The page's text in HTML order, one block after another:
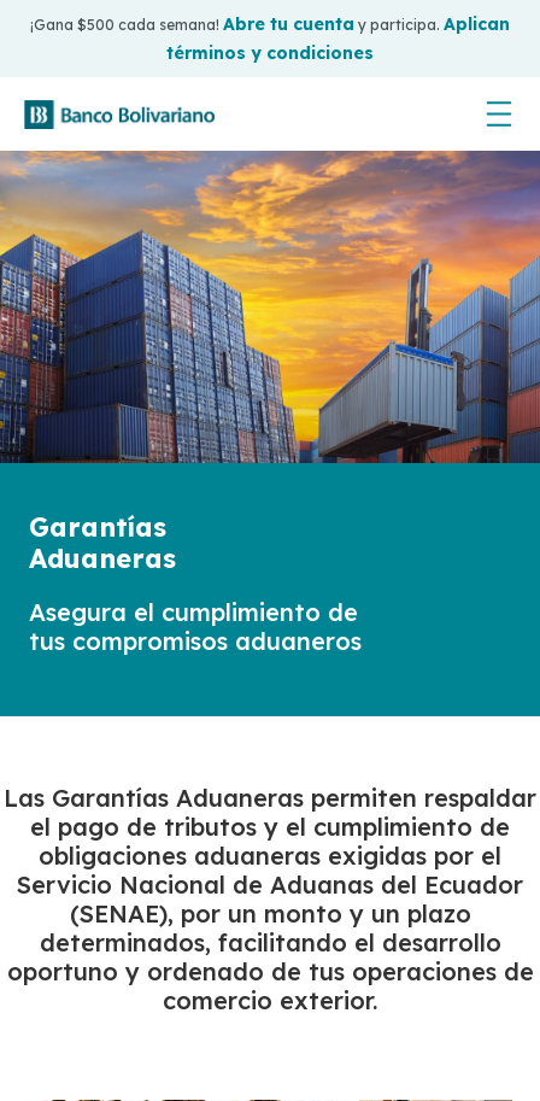
¡Gana $500 cada semana! Abre tu cuenta y participa. Aplican
términos y condiciones
Garantías
Aduaneras
Asegura el cumplimiento de
tus compromisos aduaneros
Las Garantías Aduaneras permiten respaldar
el pago de tributos y el cumplimiento de
obligaciones aduaneras exigidas por el
Servicio Nacional de Aduanas del Ecuador
(SENAE), por un monto y un plazo
determinados, facilitando el desarrollo
oportuno y ordenado de tus operaciones de
comercio exterior.